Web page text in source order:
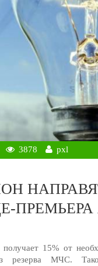
3878 pxl
15% от
резерва МЧС.